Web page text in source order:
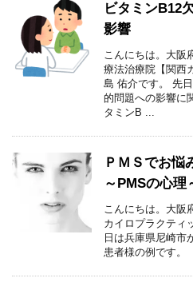
ビタミンB12
影響
こんにちは。大阪
療法治療院【関西
島 佑介です。 先
的問題への影響に
タミンB ...
ＰＭＳでお悩
～PMSの心理
こんにちは。大阪
カイロプラクティ
日は兵庫県尼崎市
患者様の例です